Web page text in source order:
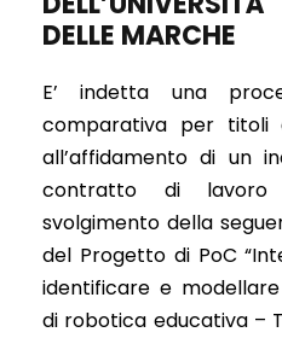
DELLE MARCHE
E’ indetta una
comparativa per titoli
all’affidamento di un
contratto di
svolgimento della
del Progetto di PoC
identificare e
di robotica educativa –